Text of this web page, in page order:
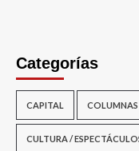
Categorías
CAPITAL COLUMNAS
CULTURA /